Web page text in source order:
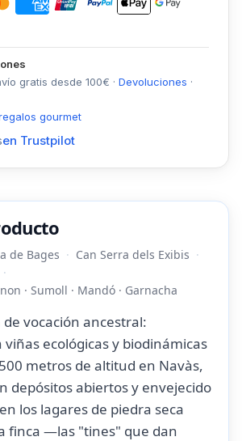
gratis desde 100€ · Devoluciones ·
gourmet
en Trustpilot
de Bages
Can Serra dels Exibis
· Sumoll · Mandó · Garnacha
vocación ancestral:
ecológicas y biodinámicas
metros de altitud en Navàs,
depósitos abiertos y envejecido
los lagares de piedra seca
finca —las "tines" que dan